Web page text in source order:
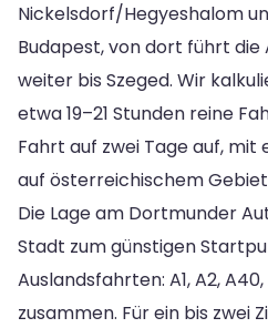
Nickelsdorf/Hegyeshalom
Budapest, von dort führt
weiter bis Szeged. Wir
etwa 19–21 Stunden reine
Fahrt auf zwei Tage auf, mit
auf österreichischem
Die Lage am Dortmunder
Stadt zum günstigen
Auslandsfahrten: A1, A2,
zusammen. Für ein bis zwei